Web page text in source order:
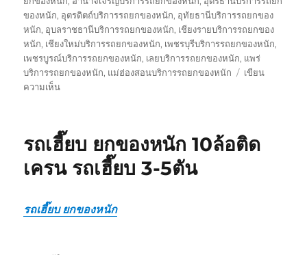
ของหนัก, อุตรดิตถ์บริการรถยกของหนัก, อุทัยธานีบริการรถยกของ
หนัก, อุบลราชธานีบริการรถยกของหนัก, เชียงรายบริการรถยกของ
หนัก, เชียงใหม่บริการรถยกของหนัก, เพชรบุรีบริการรถยกของหนัก,
เพชรบูรณ์บริการรถยกของหนัก, เลยบริการรถยกของหนัก, แพร่
บริการรถยกของหนัก, แม่ฮ่องสอนบริการรถยกของหนัก
เขียน
ความเห็นบน
ยก
ของ
10ล้อ
เครน
รถเฮี๊ยบ ยกของหนัก 10ล้อติด
เครน รถเฮี๊ยบ 3-5ตัน
รถเฮี๊ยบ ยกของหนัก